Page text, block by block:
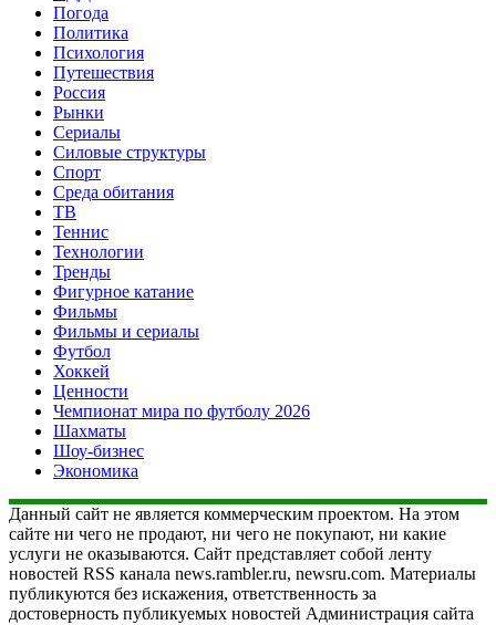
Погода
Политика
Психология
Путешествия
Россия
Рынки
Сериалы
Силовые структуры
Спорт
Среда обитания
ТВ
Теннис
Технологии
Тренды
Фигурное катание
Фильмы
Фильмы и сериалы
Футбол
Хоккей
Ценности
Чемпионат мира по футболу 2026
Шахматы
Шоу-бизнес
Экономика
Данный сайт не является коммерческим проектом. На этом
сайте ни чего не продают, ни чего не покупают, ни какие
услуги не оказываются. Сайт представляет собой ленту
новостей RSS канала news.rambler.ru, newsru.com. Материалы
публикуются без искажения, ответственность за
достоверность публикуемых новостей Администрация сайта